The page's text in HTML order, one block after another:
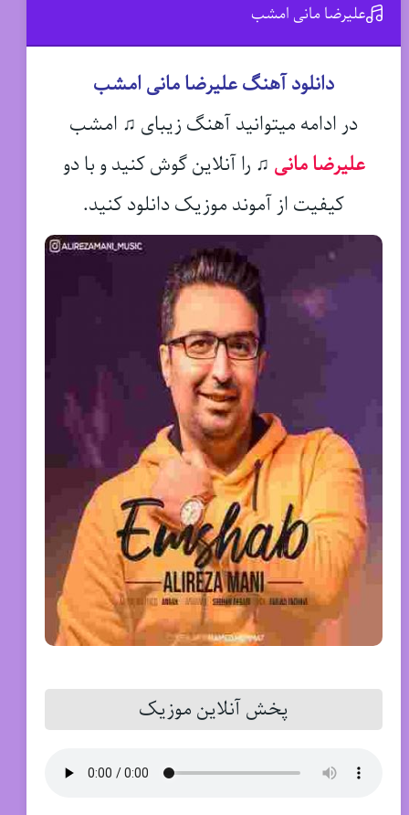
علیرضا مانی امشب
دانلود آهنگ علیرضا مانی امشب
در ادامه میتوانید آهنگ زیبای ♫ امشب
علیرضا مانی ♫ را آنلاین گوش کنید و با دو
کیفیت از آموند موزیک دانلود کنید.
پخش آنلاین موزیک